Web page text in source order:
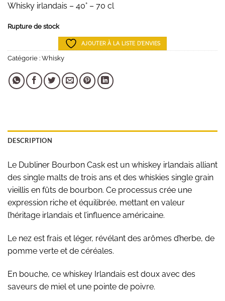
Whisky irlandais – 40° – 70 cl
Rupture de stock
AJOUTER À LA LISTE D'ENVIES
Catégorie : Whisky
DESCRIPTION
Le Dubliner Bourbon Cask est un whiskey irlandais alliant
des single malts de trois ans et des whiskies single grain
vieillis en fûts de bourbon. Ce processus crée une
expression riche et équilibrée, mettant en valeur
l’héritage irlandais et l’influence américaine.
Le nez est frais et léger, révélant des arômes d’herbe, de
pomme verte et de céréales.
En bouche, ce whiskey Irlandais est doux avec des
saveurs de miel et une pointe de poivre.